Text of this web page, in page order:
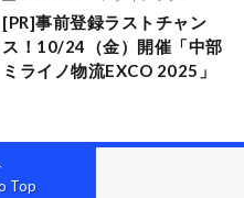
[PR]事前登録ラストチャン
ス！10/24（金）開催「中部
ミライノ物流EXCO 2025」
Top